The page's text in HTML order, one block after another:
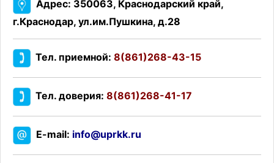
Адрес: 350063, Краснодарский край,
г.Краснодар, ул.им.Пушкина, д.28
Тел. приемной: 8(861)268-43-15
Тел. доверия: 8(861)268-41-17
E-mail: info@uprkk.ru